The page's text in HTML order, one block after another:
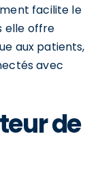
facilite le
elle offre
aux patients,
avec
de